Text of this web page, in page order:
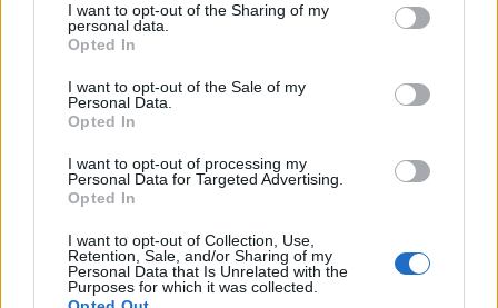
I want to opt-out of the Sharing of my
personal data.
Opted In
I want to opt-out of the Sale of my
Personal Data.
Opted In
I want to opt-out of processing my
Personal Data for Targeted Advertising.
Opted In
I want to opt-out of Collection, Use,
Retention, Sale, and/or Sharing of my
Personal Data that Is Unrelated with the
Purposes for which it was collected.
knížky, na které čeká široká veřejnost zájemců o přírodu už několik
desetiletí. Jde o dva standardně vybavené příruční atlasy dvou
nejvýznamnějších skupin obratlovců, které jsou svým obsahem a
příruček, jaké mají už léta k dispozici laičtí a odborní zájemci o
přírodu ve většině zemí Evropy.
Krajiny vnitřní a vnější
1.4.2003 | Karel Stibral
vědy Václava Cílka celkem napovídá, o čem kniha pojednává.
Jednotícím tématem všech prací je krajina, pojímaná z různých
rovin. A to od té nejviditelnější krajiny, kterou procházíme jako